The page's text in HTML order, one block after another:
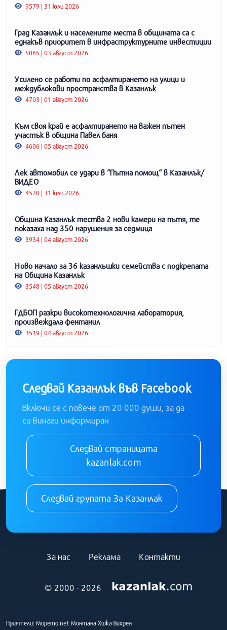
9579 | 31 юли 2026
Град Казанлък и населените места в общината са с
еднакъв приоритет в инфраструктурните инвестиции
5065 | 03 август 2026
Усилено се работи по асфалтирането на улици и
междублокови пространства в Казанлък
4703 | 01 август 2026
Към своя край е асфалтирането на важен пътен
участък в община Павел баня
4606 | 05 август 2026
Лек автомобил се удари в “Пътна помощ“ в Казанлък/
ВИДЕО
4520 | 31 юли 2026
Община Казанлък тества 2 нови камери на пътя, те
показаха над 350 нарушения за седмица
3934 | 04 август 2026
Ново начало за 36 казанлъшки семейства с подкрепата
на Община Казанлък
3548 | 05 август 2026
ГДБОП разкри високотехнологична лаборатория,
произвеждала фентанил
3519 | 04 август 2026
Следвай Казанлък във Facebook
Включи се с повече от 20 000 души, за да
си винаги информиран
Следвай страницата
kazanlak.com
Следвай групата За Казанлак
© 2000 - 2026
За нас Реклама Контакти
Приятели: Морето.net Монтана Хижа Вихрен